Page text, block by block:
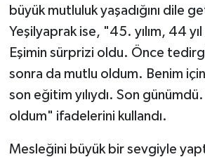
büyük mutluluk yaşadığını dile
Yeşilyaprak ise, "45. yılım, 44
Eşimin sürprizi oldu. Önce
sonra da mutlu oldum. Benim
son eğitim yılıydı. Son
oldum" ifadelerini kullandı.
Mesleğini büyük bir sevgiyle